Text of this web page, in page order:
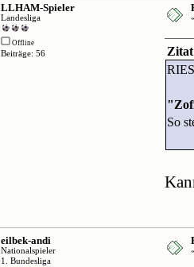
LLHAM-Spieler
Landesliga
Offline
Beiträge: 56
Zitat
So
eilbek-andi
Nationalspieler
1. Bundesliga